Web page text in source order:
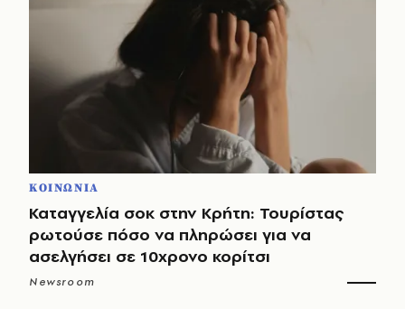
ΚΟΙΝΩΝΙΑ
Καταγγελία σοκ στην Κρήτη: Τουρίστας
ρωτούσε πόσο να πληρώσει για να
ασελγήσει σε 10χρονο κορίτσι
Newsroom